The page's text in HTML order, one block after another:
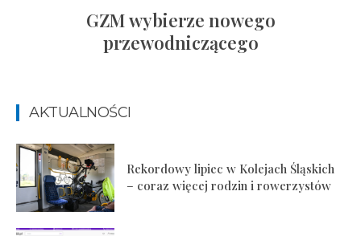
GZM wybierze nowego
przewodniczącego
AKTUALNOŚCI
Rekordowy lipiec w Kolejach Śląskich
– coraz więcej rodzin i rowerzystów